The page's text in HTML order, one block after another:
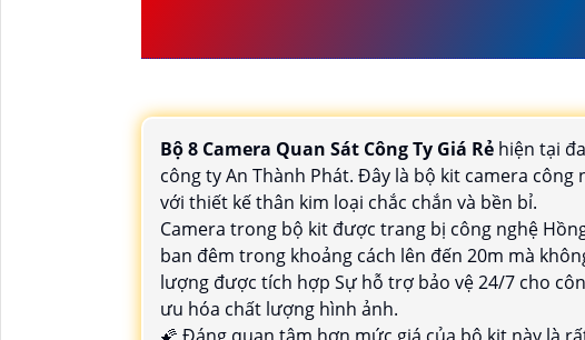
Bộ 8 Camera Quan Sát Công Ty Giá Rẻ hiện tại
công ty An Thành Phát. Đây là bộ kit camera
với thiết kế thân kim loại chắc chắn và bền bỉ.
Camera trong bộ kit được trang bị công nghệ
ban đêm trong khoảng cách lên đến 20m mà
lượng được tích hợp Sự hỗ trợ bảo vệ 24/7 cho
ưu hóa chất lượng hình ảnh.